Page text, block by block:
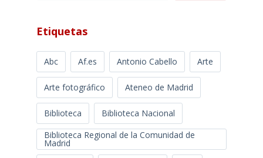
Etiquetas
Abc Af.es Antonio Cabello Arte
Arte fotográfico Ateneo de Madrid
Biblioteca
Biblioteca Nacional
Biblioteca Regional de la Comunidad de
Madrid